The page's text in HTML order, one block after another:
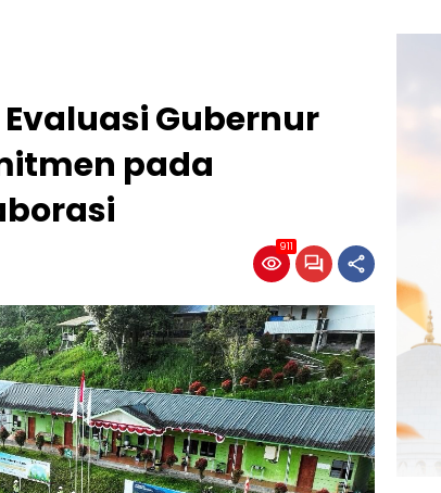
Gubernur
pada
911